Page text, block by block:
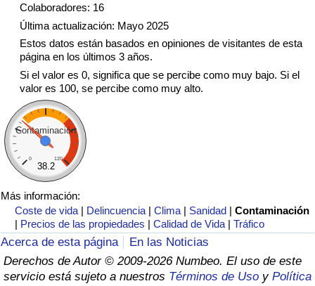
Colaboradores: 16
Última actualización: Mayo 2025
Estos datos están basados en opiniones de visitantes de esta
página en los últimos 3 años.
Si el valor es 0, significa que se percibe como muy bajo. Si el
valor es 100, se percibe como muy alto.
Contaminación
0 120
38.2
Más información:
Coste de vida | Delincuencia |Clima | Sanidad |Contaminación
| Precios de las propiedades |Calidad de Vida |Tráfico
Acerca de esta página
En las Noticias
Derechos de Autor © 2009-2026 Numbeo. El uso de este
servicio está sujeto a nuestros Términos de Uso y Política
Índice de Tráfico
Índice de Tráfico (Actual)
Índice de Tráfico por País